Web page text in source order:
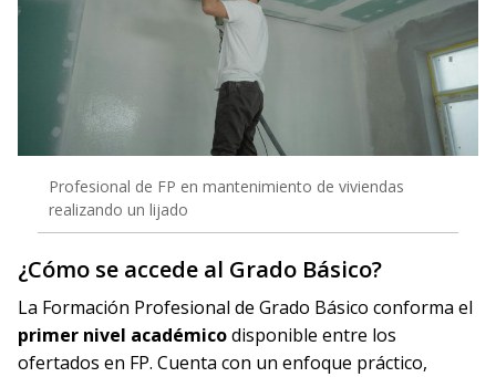
Profesional de FP en mantenimiento de viviendas
realizando un lijado
¿Cómo se accede al Grado Básico?
La Formación Profesional de Grado Básico conforma el
primer nivel académicodisponible entre los
ofertados en FP. Cuenta con un enfoque práctico,